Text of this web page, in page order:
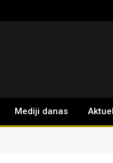
Mediji danas